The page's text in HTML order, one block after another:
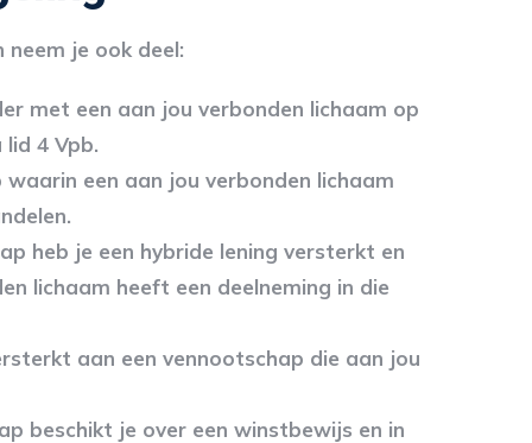
neem je ook deel:
met een aan jou verbonden lichaam op
4 Vpb.
waarin een aan jou verbonden lichaam
heb je een hybride lening versterkt en
lichaam heeft een deelneming in die
aan een vennootschap die aan jou
beschikt je over een winstbewijs en in